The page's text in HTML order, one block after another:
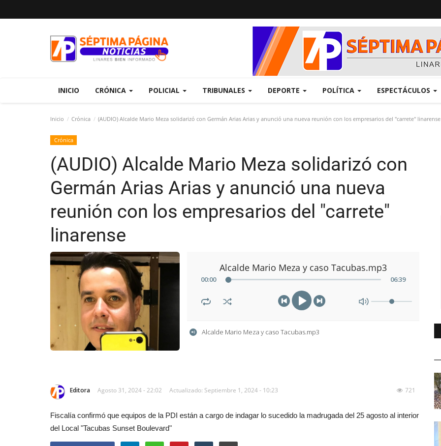
INICIO CRÓNICA POLICIAL TRIBUNALES DEPORTE POLÍTICA ESPECTÁCULOS
Inicio Crónica (AUDIO) Alcalde Mario Meza solidarizó con Germán Arias Arias y anunció una nueva reunión con los empresarios del "carrete" linarense
Crónica
(AUDIO) Alcalde Mario Meza solidarizó con
Germán Arias Arias y anunció una nueva
reunión con los empresarios del "carrete"
linarense
Alcalde Mario Meza y caso Tacubas.mp3
00:00 06:39
Alcalde Mario Meza y caso Tacubas.mp3
Editora Agosto 31, 2024 - 22:02 Actualizado: Septiembre 1, 2024 - 10:23 721
Fiscalía confirmó que equipos de la PDI están a cargo de indagar lo sucedido la madrugada del 25 agosto al interior
del Local "Tacubas Sunset Boulevard"